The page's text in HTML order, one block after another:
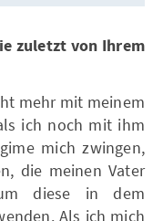
zuletzt von Ihrem
mehr mit meinem
ich noch mit ihm
mich zwingen,
die meinen Vater
diese in dem
Als ich mich